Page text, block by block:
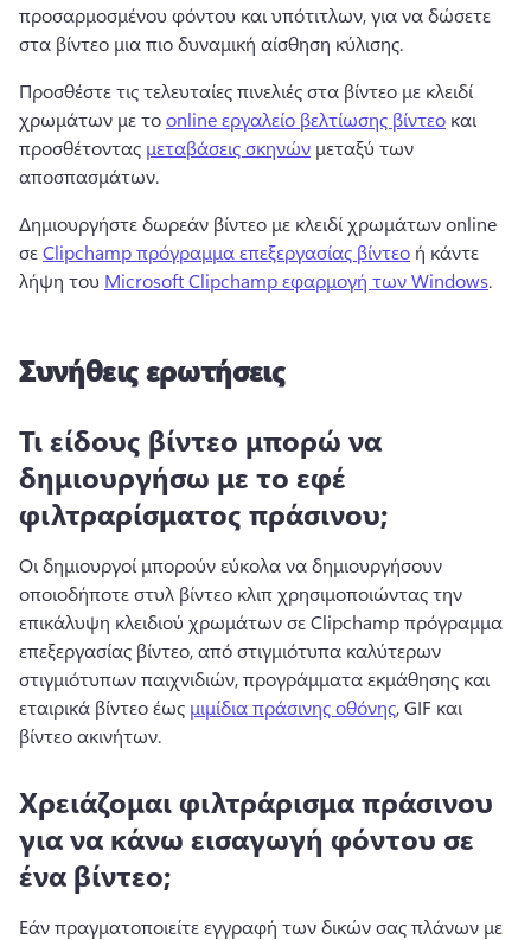
προσαρμοσμένου φόντου και υπότιτλων, για να δώσετε
στα βίντεο μια πιο δυναμική αίσθηση κύλισης.
Προσθέστε τις τελευταίες πινελιές στα βίντεο με κλειδί
χρωμάτων με το online εργαλείο βελτίωσης βίντεο και
προσθέτοντας μεταβάσεις σκηνών μεταξύ των
αποσπασμάτων.
Δημιουργήστε δωρεάν βίντεο με κλειδί χρωμάτων online
σε Clipchamp πρόγραμμα επεξεργασίας βίντεο ή κάντε
λήψη του Microsoft Clipchamp εφαρμογή των Windows.
Συνήθεις ερωτήσεις
Τι είδους βίντεο μπορώ να
δημιουργήσω με το εφέ
φιλτραρίσματος πράσινου;
Οι δημιουργοί μπορούν εύκολα να δημιουργήσουν
οποιοδήποτε στυλ βίντεο κλιπ χρησιμοποιώντας την
επικάλυψη κλειδιού χρωμάτων σε Clipchamp πρόγραμμα
επεξεργασίας βίντεο, από στιγμιότυπα καλύτερων
στιγμιότυπων παιχνιδιών, προγράμματα εκμάθησης και
εταιρικά βίντεο έως μιμίδια πράσινης οθόνης, GIF και
βίντεο ακινήτων.
Χρειάζομαι φιλτράρισμα πράσινου
για να κάνω εισαγωγή φόντου σε
ένα βίντεο;
Εάν πραγματοποιείτε εγγραφή των δικών σας πλάνων με